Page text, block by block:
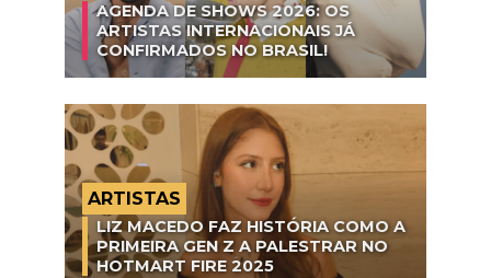
AGENDA DE SHOWS 2026: OS
ARTISTAS INTERNACIONAIS JÁ
CONFIRMADOS NO BRASIL!
ARTISTAS
LIZ MACEDO FAZ HISTÓRIA COMO A
PRIMEIRA GEN Z A PALESTRAR NO
HOTMART FIRE 2025